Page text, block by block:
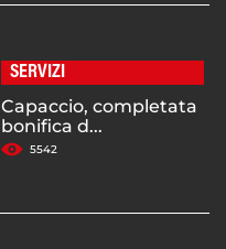
SERVIZI
Capaccio, completata
bonifica d...
5542